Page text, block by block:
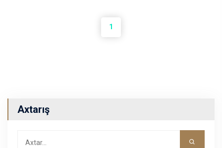
1
Axtarış